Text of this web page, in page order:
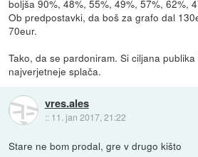
boljša 90%, 48%, 55%, 49%, 57%, 62%,
Ob predpostavki, da boš za grafo dal
70eur.
Tako, da se pardoniram. Si ciljana
najverjetneje splača.
vres.ales
:: 11. jan 2017, 21:22
Stare ne bom prodal, gre v drugo kišto